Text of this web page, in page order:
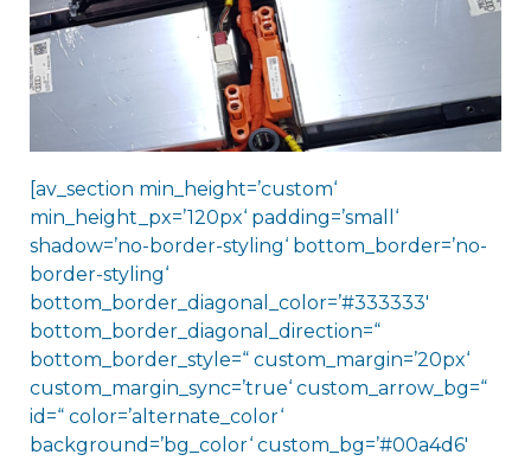
[av_section min_height=’custom‘
min_height_px=’120px‘ padding=’small‘
shadow=’no-border-styling‘ bottom_border=’no-
border-styling‘
bottom_border_diagonal_color=’#333333′
bottom_border_diagonal_direction=“
bottom_border_style=“ custom_margin=’20px‘
custom_margin_sync=’true‘ custom_arrow_bg=“
id=“ color=’alternate_color‘
background=’bg_color‘ custom_bg=’#00a4d6′